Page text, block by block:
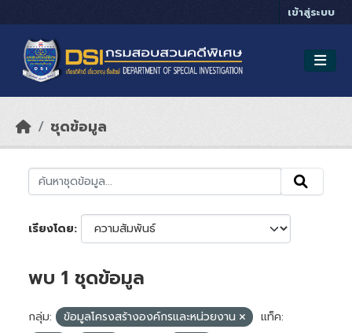
เข้าสู่ระบบ
ชุดข้อมูล
เรียงโดย
พบ 1 ชุดข้อมูล
กลุ่ม: ข้อมูลโครงสร้างองค์กรและหน่วยงาน
แท็ค: